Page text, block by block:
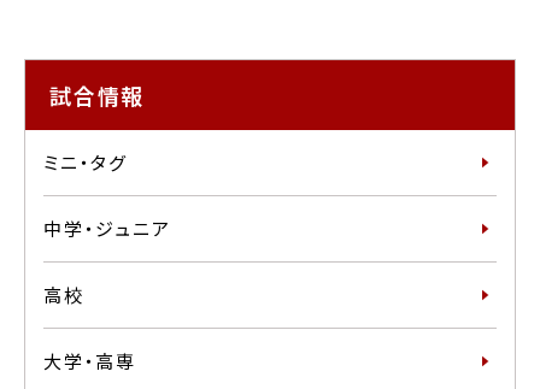
試合情報
ミニ・タグ
中学・ジュニア
高校
大学・高専